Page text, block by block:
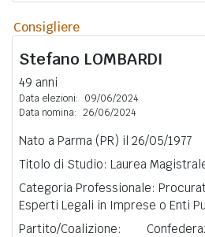
Consigliere
Stefano LOMBARDI
49 anni
Data elezioni:
09/06/2024
Data nomina: 26/06/2024
Nato a Parma (PR) il 26/05/1977
Titolo di Studio: Laurea
Categoria Professionale:
Esperti Legali in Imprese o Enti
Partito/Coalizione: